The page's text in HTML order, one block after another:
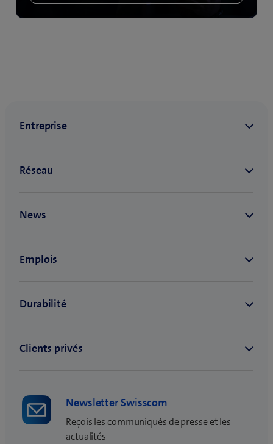
Newsletter Swisscom
Reçois les communiqués de presse et les
actualités